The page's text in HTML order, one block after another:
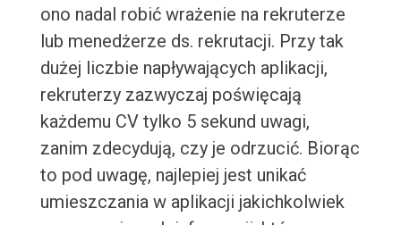
ono nadal robić wrażenie na rekruterze
lub menedżerze ds. rekrutacji. Przy tak
dużej liczbie napływających aplikacji,
rekruterzy zazwyczaj poświęcają
każdemu CV tylko 5 sekund uwagi,
zanim zdecydują, czy je odrzucić. Biorąc
to pod uwagę, najlepiej jest unikać
umieszczania w aplikacji jakichkolwiek